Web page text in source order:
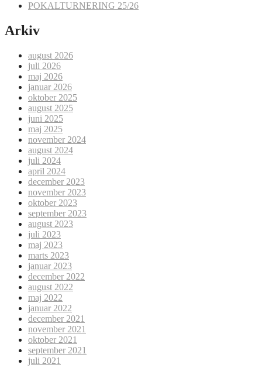
POKALTURNERING 25/26
Arkiv
august 2026
juli 2026
maj 2026
januar 2026
oktober 2025
august 2025
juni 2025
maj 2025
november 2024
august 2024
juli 2024
april 2024
december 2023
november 2023
oktober 2023
september 2023
august 2023
juli 2023
maj 2023
marts 2023
januar 2023
december 2022
august 2022
maj 2022
januar 2022
december 2021
november 2021
oktober 2021
september 2021
juli 2021